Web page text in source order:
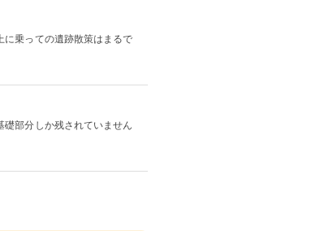
に乗っての遺跡散策はまるで
礎部分しか残されていません